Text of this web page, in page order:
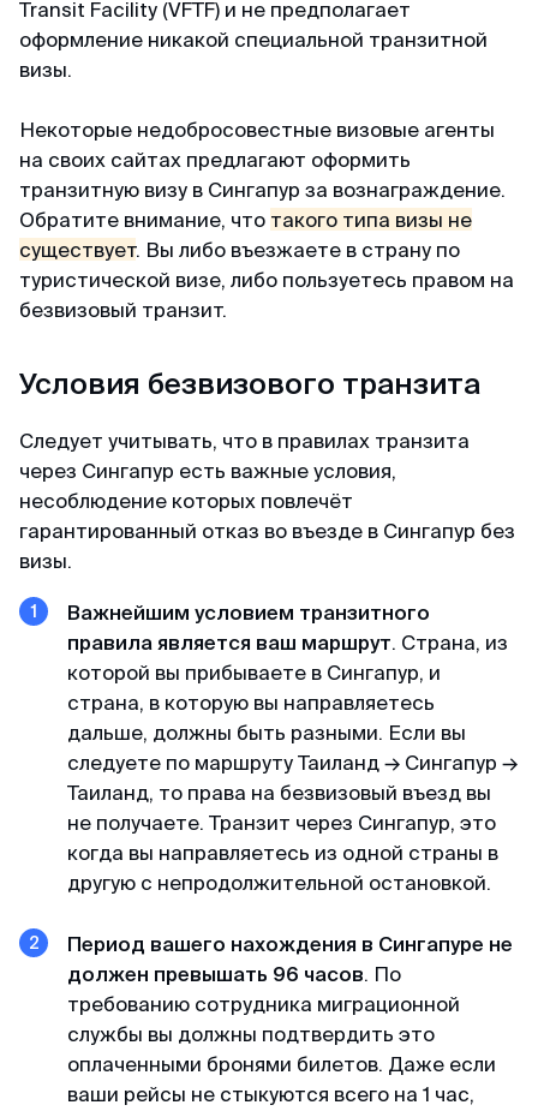
Отзыв с Telegram · 2024
Первый раз оформлял через вас, настолько
быстро, приятное общение через переписку,
всë разъяснили и был успех. Большое спасибо
за помощь, буду пользоваться вашим каналом
и рекомендовать своим друзьям. Огромное
спасибо 🙏💕
Отзыв с Яндекса · 2024
Оперативно
Спасибо, спасибо за оформленную визу в
Сингапур, очень оперативно, минимальный
пакет документов. При учете что я хотела
подавать в визовый центр в питере,
подготовила огромный список документов, но
не смогла записаться на подачу (ожидание
записи на подачу более месяца). Уже
отчаялась но нашла этих ребят. и все
оперативно сделали
Камил
Отзыв с ВКонтакте · 2025
Без заморочек
головной боли.
Александра
Отзыв с Google · 2024
Telegram-канал
Договор-оферта
Конфиденциальность
Transit Facility (VFTF) и не предполагает
оформление никакой специальной транзитной
визы.
Некоторые недобросовестные визовые агенты
на своих сайтах предлагают оформить
транзитную визу в Сингапур за вознаграждение.
Обратите внимание, что такого типа визы не
существует. Вы либо въезжаете в страну по
туристической визе, либо пользуетесь правом на
безвизовый транзит.
Условия безвизового транзита
Следует учитывать, что в правилах транзита
через Сингапур есть важные условия,
несоблюдение которых повлечёт
гарантированный отказ во въезде в Сингапур без
визы.
Важнейшим условием транзитного
правила является ваш маршрут. Страна, из
которой вы прибываете в Сингапур, и
страна, в которую вы направляетесь
дальше, должны быть разными. Если вы
следуете по маршруту Таиланд → Сингапур →
Таиланд, то права на безвизовый въезд вы
не получаете. Транзит через Сингапур, это
когда вы направляетесь из одной страны в
другую с непродолжительной остановкой.
Период вашего нахождения в Сингапуре не
должен превышать 96 часов. По
требованию сотрудника миграционной
службы вы должны подтвердить это
оплаченными бронями билетов. Даже если
ваши рейсы не стыкуются всего на 1 час,